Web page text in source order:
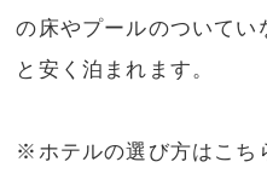
の床やプールのついてい
と安く泊まれます。
※ホテルの選び方はこち